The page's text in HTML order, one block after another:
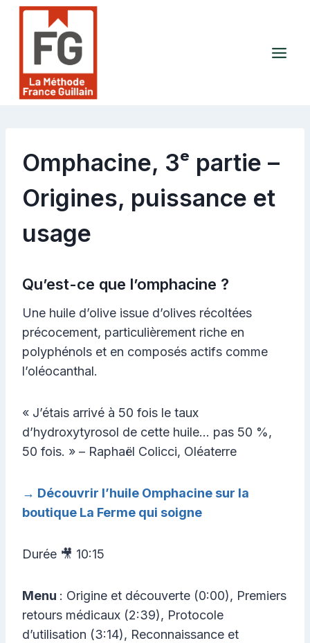
Aller
contenu
Omphacine, 3ᵉ partie –
Origines, puissance et
usage
Qu’est-ce que l’omphacine ?
Une huile d’olive issue d’olives récoltées
précocement, particulièrement riche en
polyphénols et en composés actifs comme
l’oléocanthal.
« J’étais arrivé à 50 fois le taux
d’hydroxytyrosol de cette huile… pas 50 %,
50 fois. » – Raphaël Colicci, Oléaterre
→ Découvrir l’huile Omphacine sur la
boutique La Ferme qui soigne
Durée 🎥 10:15
Menu : Origine et découverte (0:00), Premiers
retours médicaux (2:39), Protocole
d’utilisation (3:14), Reconnaissance et